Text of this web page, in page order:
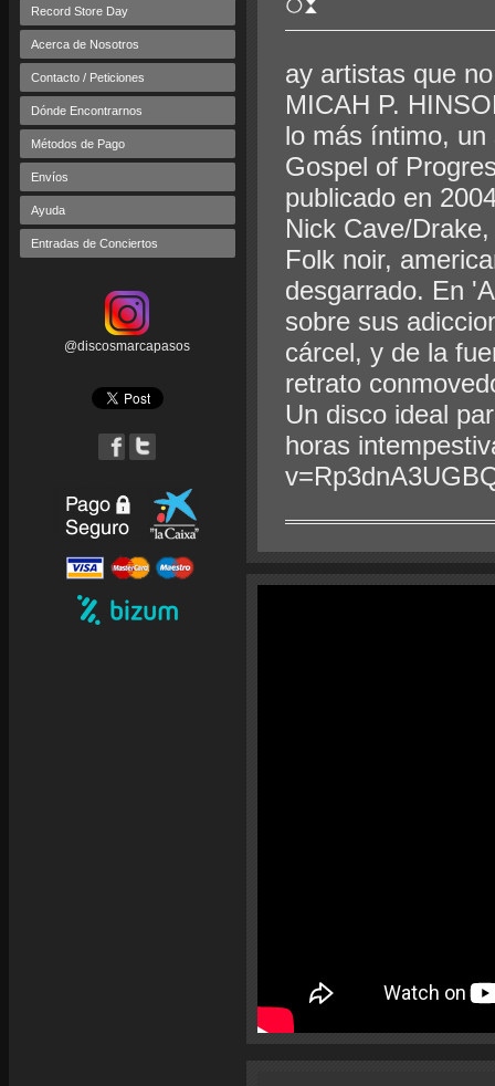
Record Store Day
Acerca de Nosotros
Contacto / Peticiones
Dónde Encontrarnos
Métodos de Pago
Envíos
Ayuda
Entradas de Conciertos
@discosmarcapasos
ay artistas que
MICAH P.
lo más íntimo,
Gospel of
publicado en
Nick Cave/
Folk noir,
desgarrado. En
sobre sus
cárcel, y de la
retrato
Un disco ideal
horas